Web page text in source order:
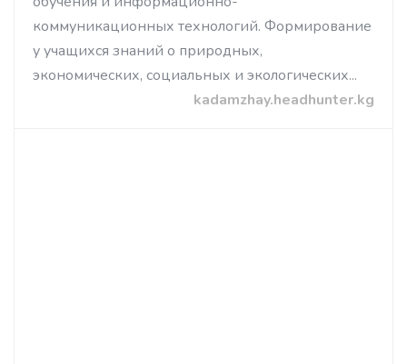
коммуникационных технологий. Формирование
у учащихся знаний о природных,
экономических, социальных и экологических...
kadamzhay.headhunter.kg